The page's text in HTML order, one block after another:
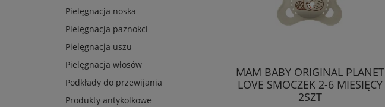
Pielęgnacja noska
Pielęgnacja paznokci
Pielęgnacja uszu
Pielęgnacja włosów
Podkłady do przewijania
Produkty antykolkowe
MAM BABY ORIGINAL PLANET
LOVE SMOCZEK 2-6 MIESIĘCY
2SZT